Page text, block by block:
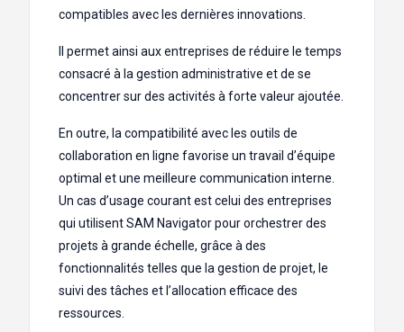
compatibles avec les dernières innovations.
Il permet ainsi aux entreprises de réduire le temps
consacré à la gestion administrative et de se
concentrer sur des activités à forte valeur ajoutée.
En outre, la compatibilité avec les outils de
collaboration en ligne favorise un travail d’équipe
optimal et une meilleure communication interne.
Un cas d’usage courant est celui des entreprises
qui utilisent SAM Navigator pour orchestrer des
projets à grande échelle, grâce à des
fonctionnalités telles que la gestion de projet, le
suivi des tâches et l’allocation efficace des
ressources.